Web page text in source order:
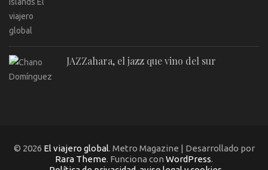
JAZZahara, el jazz que vino del sur
© 2026 El viajero global. Metro Magazine | Desarrollado por
Rara Theme. Funciona con WordPress.